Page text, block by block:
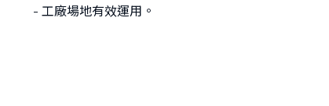
- 工廠場地有效運用。